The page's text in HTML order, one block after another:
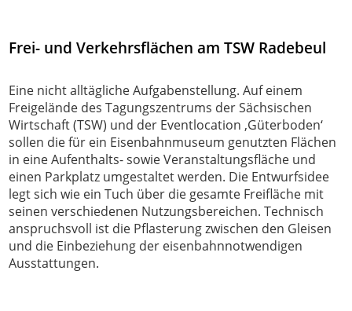
Frei- und Verkehrsflächen am TSW Radebeul
Eine nicht alltägliche Aufgabenstellung. Auf einem
Freigelände des Tagungszentrums der Sächsischen
Wirtschaft (TSW) und der Eventlocation ‚Güterboden‘
sollen die für ein Eisenbahnmuseum genutzten Flächen
in eine Aufenthalts- sowie Veranstaltungsfläche und
einen Parkplatz umgestaltet werden. Die Entwurfsidee
legt sich wie ein Tuch über die gesamte Freifläche mit
seinen verschiedenen Nutzungsbereichen. Technisch
anspruchsvoll ist die Pflasterung zwischen den Gleisen
und die Einbeziehung der eisenbahnnotwendigen
Ausstattungen.